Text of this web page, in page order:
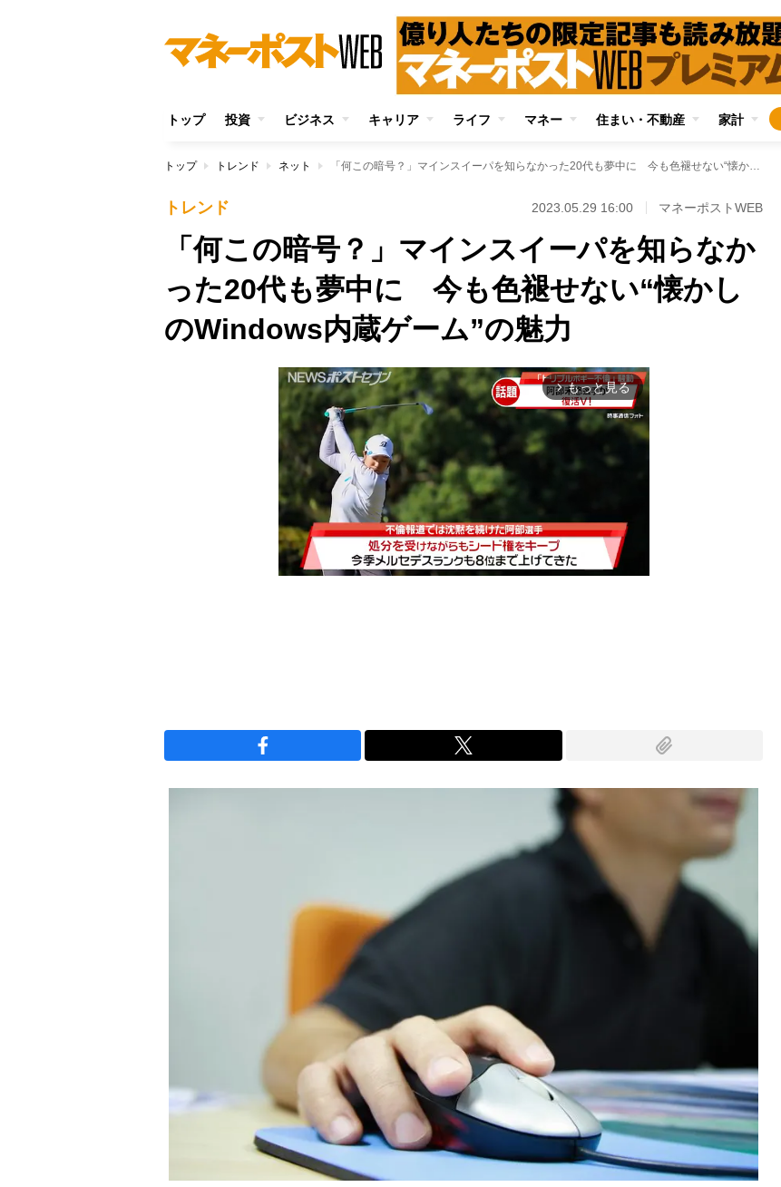
トップ 投資 ビジネス キャリア ライフ マネー 住まい・不動産 家計
トップ トレンド ネット 「何この暗号？」マインスイーパを知らなかった20代も夢中に 今も色褪せない“懐かしのWindows内蔵ゲーム”の魅力
トレンド 2023.05.29 16:00 マネーポストWEB
「何この暗号？」マインスイーパを知らなか
った20代も夢中に 今も色褪せない“懐かし
のWindows内蔵ゲーム”の魅力
arrow_forward_ios もっと見る